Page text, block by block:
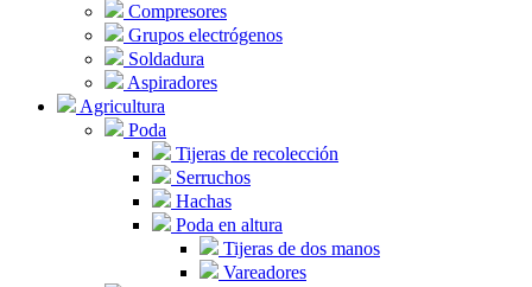
Compresores
Grupos electrógenos
Soldadura
Aspiradores
Agricultura
Poda
Tijeras de recolección
Serruchos
Hachas
Poda en altura
Tijeras de dos manos
Vareadores